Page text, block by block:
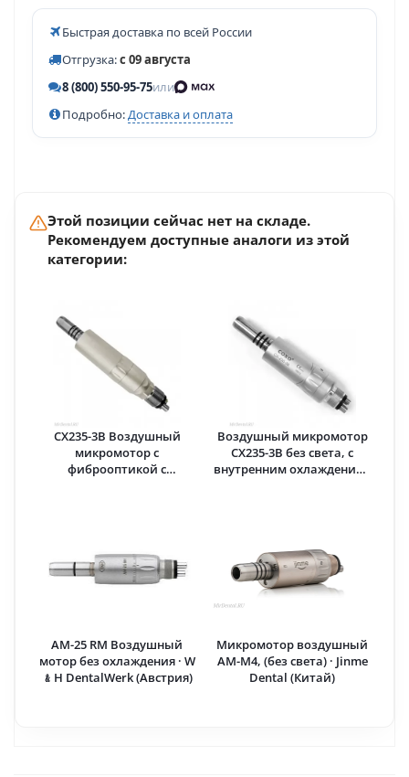
Быстрая доставка по всей России
Отгрузка:с 09 августа
8 (800) 550-95-75или
Подробно:Доставка и оплата
Этой позиции сейчас нет на складе.
Рекомендуем доступные аналоги из этой
категории:
CX235-3B Воздушный
микромотор с
фиброоптикой с
Воздушный микромотор
CX235-3B без света, с
внутренним охлаждением
AM-25 RM Воздушный
мотор без охлаждения · W
﹠H DentalWerk (Австрия)
Микромотор воздушный
AM-M4, (без света) · Jinme
Dental (Китай)